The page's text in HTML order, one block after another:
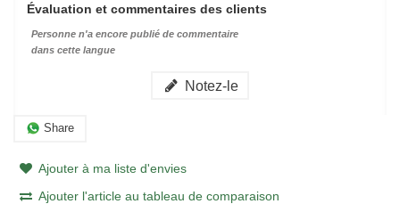
Évaluation et commentaires des clients
Personne n'a encore publié de commentaire
dans cette langue
Notez-le
Share
Ajouter à ma liste d'envies
Ajouter l'article au tableau de comparaison